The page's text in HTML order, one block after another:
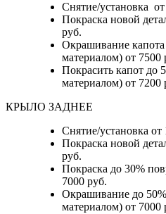
Снятие/установка
Покраска новой
руб.
Окрашивание
материалом) от 7500
Покрасить капот до
материалом) от 7200
КРЫЛО ЗАДНЕЕ
Снятие/установка от
Покраска новой
руб.
Покраска до 30%
7000 руб.
Окрашивание до
материалом) от 7000